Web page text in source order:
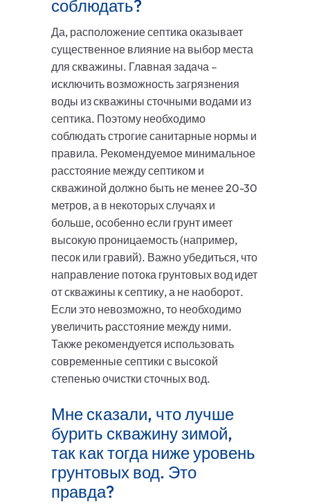
соблюдать?
Да, расположение септика оказывает
существенное влияние на выбор места
для скважины. Главная задача –
исключить возможность загрязнения
воды из скважины сточными водами из
септика. Поэтому необходимо
соблюдать строгие санитарные нормы и
правила. Рекомендуемое минимальное
расстояние между септиком и
скважиной должно быть не менее 20-30
метров, а в некоторых случаях и
больше, особенно если грунт имеет
высокую проницаемость (например,
песок или гравий). Важно убедиться, что
направление потока грунтовых вод идет
от скважины к септику, а не наоборот.
Если это невозможно, то необходимо
увеличить расстояние между ними.
Также рекомендуется использовать
современные септики с высокой
степенью очистки сточных вод.
Мне сказали, что лучше
бурить скважину зимой,
так как тогда ниже уровень
грунтовых вод. Это
правда?